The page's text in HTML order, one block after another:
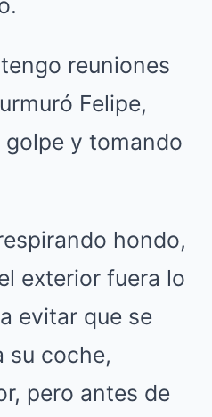
reuniones
Felipe,
y tomando
hondo,
exterior fuera lo
evitar que se
su coche,
pero antes de